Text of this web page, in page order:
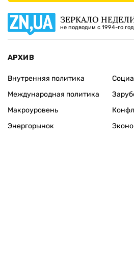
ЗЕРКАЛО
не подводим с 1994-го
АРХИВ
Внутренняя политика
Международная политика
Макроуровень
Энергорынок